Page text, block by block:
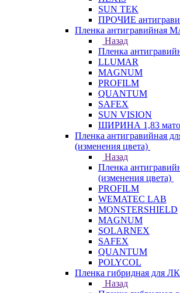
SUN TEK
ПРОЧИЕ
Пленка антигравийная
Назад
Пленка
LLUMAR
MAGNUM
PROFILM
QUANTUM
SAFEX
SUN VISION
ШИРИНА 1,83
Пленка антигравийная
(изменения цвета)
Назад
Пленка
(изменения цвета)
PROFILM
WEMATEC LAB
MONSTERSHIELD
MAGNUM
SOLARNEX
SAFEX
QUANTUM
POLYCOL
Пленка гибридная для
Назад